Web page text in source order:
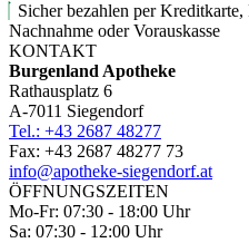
Sicher bezahlen per
Nachnahme oder Vorauskasse
KONTAKT
Burgenland Apotheke
Rathausplatz 6
A-7011 Siegendorf
Tel.: +43 2687 48277
Fax: +43 2687 48277 73
info@apotheke-siegendorf.at
ÖFFNUNGSZEITEN
Mo-Fr: 07:30 - 18:00 Uhr
Sa: 07:30 - 12:00 Uhr